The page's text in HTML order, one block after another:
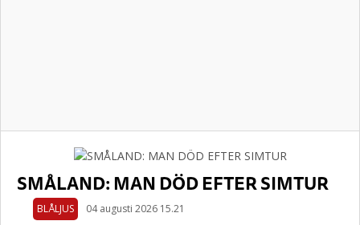
SMÅLAND: MAN DÖD EFTER SIMTUR
BLÅLJUS 04 augusti 2026 15.21